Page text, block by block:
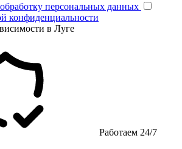
обработку персональных данных
конфиденциальности
Работаем 24/7